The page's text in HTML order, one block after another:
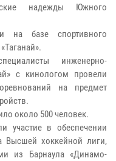
надежды Южного
на базе спортивного
инженерно-
с кинологом провели
на предмет
около 500 человек.
участие в обеспечении
Высшей хоккейной лиги,
из Барнаула «Динамо-